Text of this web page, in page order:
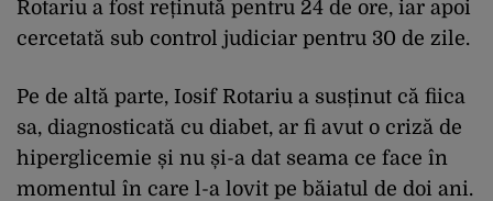
Rotariu a fost reținută pentru 24 de ore, iar apoi
cercetată sub control judiciar pentru 30 de zile.
Pe de altă parte, Iosif Rotariu a susținut că fiica
sa, diagnosticată cu diabet, ar fi avut o criză de
hiperglicemie și nu și-a dat seama ce face în
momentul în care l-a lovit pe băiatul de doi ani.